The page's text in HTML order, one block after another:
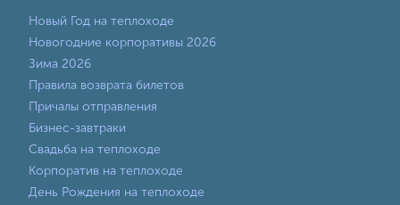
Новый Год на теплоходе
Новогодние корпоративы 2026
Зима 2026
Правила возврата билетов
Причалы отправления
Бизнес-завтраки
Свадьба на теплоходе
Корпоратив на теплоходе
День Рождения на теплоходе